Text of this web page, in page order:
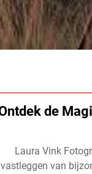
de
Laura Vink
vastleggen van